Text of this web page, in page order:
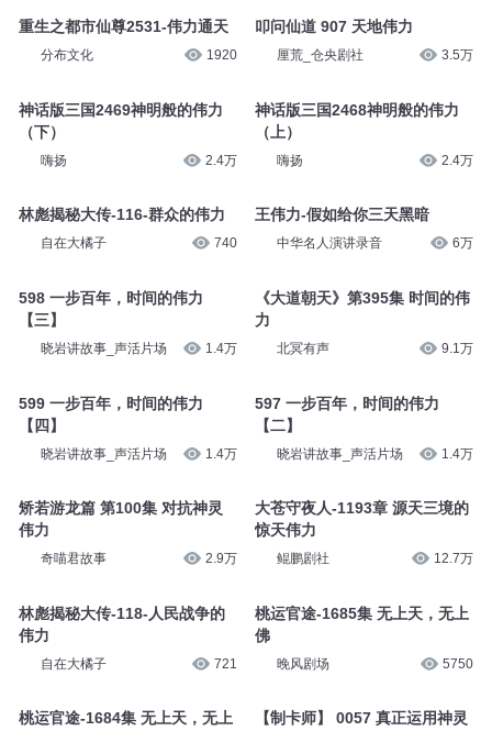
重生之都市仙尊2531-伟力通天
分布文化 1920
神话版三国2469神明般的伟力
（下）
嗨扬 2.4万
林彪揭秘大传-116-群众的伟力
自在大橘子 740
598 一步百年，时间的伟力
【三】
晓岩讲故事_声活片场 1.4万
599 一步百年，时间的伟力
【四】
晓岩讲故事_声活片场 1.4万
矫若游龙篇 第100集 对抗神灵
伟力
奇喵君故事 2.9万
林彪揭秘大传-118-人民战争的
伟力
自在大橘子 721
桃运官途-1684集 无上天，无上
叩问仙道 907 天地伟力
厘荒_仓央剧社 3.5万
神话版三国2468神明般的伟力
（上）
嗨扬 2.4万
王伟力-假如给你三天黑暗
中华名人演讲录音 6万
《大道朝天》第395集 时间的伟
力
北冥有声 9.1万
597 一步百年，时间的伟力
【二】
晓岩讲故事_声活片场 1.4万
大苍守夜人-1193章 源天三境的
惊天伟力
鲲鹏剧社 12.7万
桃运官途-1685集 无上天，无上
佛
晚风剧场 5750
【制卡师】 0057 真正运用神灵